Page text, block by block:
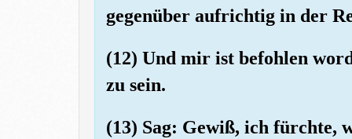
gegenüber aufrichtig in der
(12) Und mir ist befohlen
zu sein.
(13) Sag: Gewiß, ich fürchte,